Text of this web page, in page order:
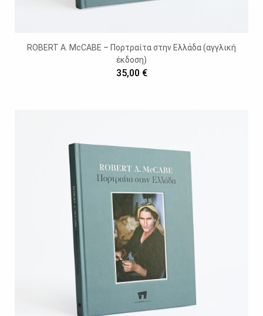
ROBERT A. McCABE – Πορτραίτα στην Ελλάδα (αγγλική
έκδοση)
35,00 €